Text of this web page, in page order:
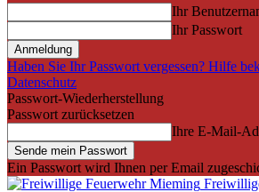
Ihr
Ihr Passwort
Haben Sie Ihr Passwort vergessen? Hilfe
Datenschutz
Passwort-Wiederherstellung
Passwort zurücksetzen
Ihre E-Mail-
Ein Passwort wird Ihnen per Email